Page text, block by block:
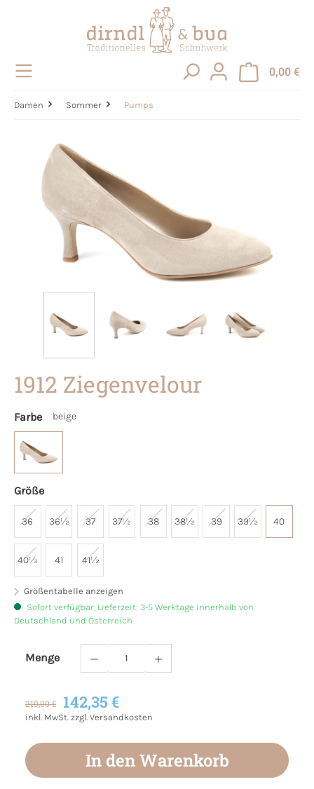
0,00 €
Damen Sommer Pumps
Bildergalerie überspringen
1912 Ziegenvelour
Farbe beige
Größe
36 36½ 37 37½ 38 38½ 39 39½ 40
40½ 41 41½
Größentabelle anzeigen
Sofort verfügbar, Lieferzeit: 3-5 Werktage innerhalb von
Deutschland und Österreich
Menge
Produkt Anzahl: Gib den gewünschten
219,00 € 142,35 €
inkl. MwSt. zzgl. Versandkosten
In den Warenkorb